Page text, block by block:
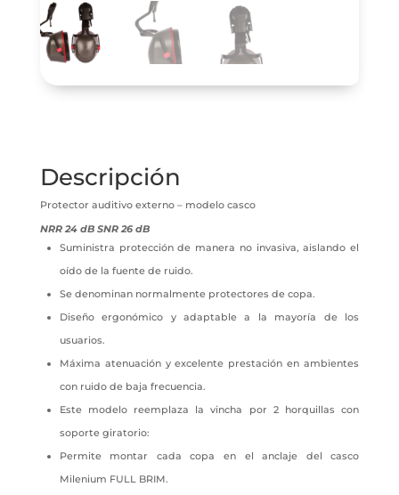
Descripción
Protector auditivo externo – modelo casco
NRR 24 dB SNR 26 dB
Suministra protección de manera no invasiva, aislando el
oído de la fuente de ruido.
Se denominan normalmente protectores de copa.
Diseño ergonómico y adaptable a la mayoría de los
usuarios.
Máxima atenuación y excelente prestación en ambientes
con ruido de baja frecuencia.
Este modelo reemplaza la vincha por 2 horquillas con
soporte giratorio:
Permite montar cada copa en el anclaje del casco
Milenium FULL BRIM.